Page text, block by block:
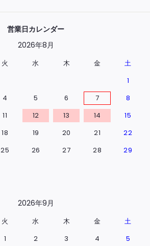
営業日カレンダー
2026年8月
火 水 木 金
土
1
4 5 6 7
8
11 12 13 14
15
18 19 20 21
22
25 26 27 28
29
2026年9月
火 水 木 金
土
1
2 3 4
5